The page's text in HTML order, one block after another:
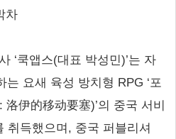
차
‘쿡앱스(대표 박성민)’는 자
요새 육성 방치형 RPG ‘포
伊的移动要塞)’의 중국 서비
취득했으며, 중국 퍼블리셔